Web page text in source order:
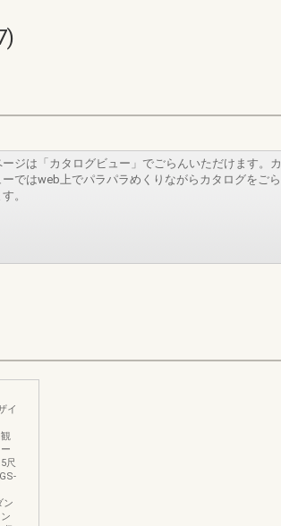
ジは「カタログビュー」でごらんいただけます。カ
ーではweb上でパラパラめくりながらカタログをごら
。
イ
尺
ン